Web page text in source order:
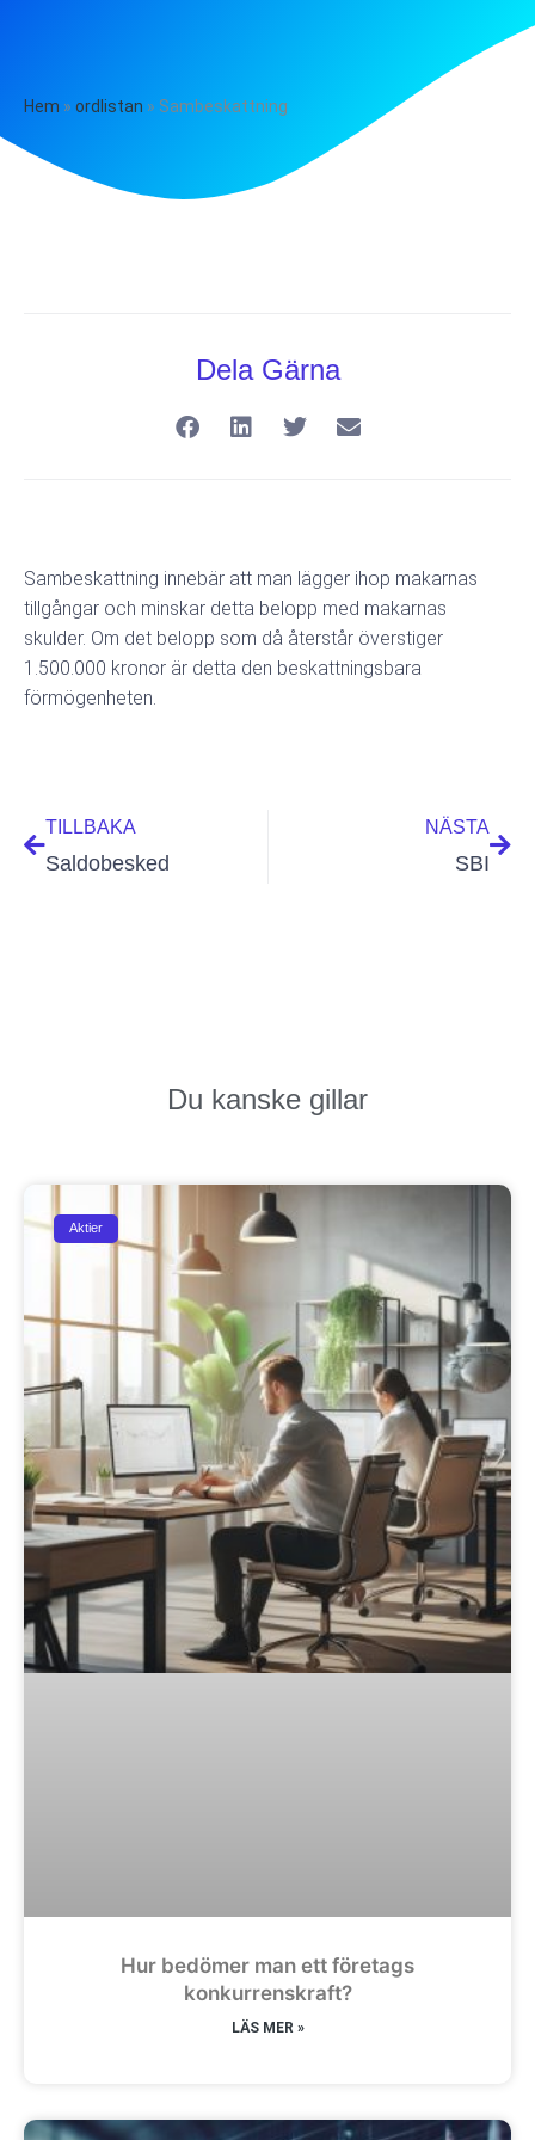
Hem » ordlistan » Sambeskattning
Dela Gärna
Sambeskattning innebär att man lägger ihop makarnas
tillgångar och minskar detta belopp med makarnas
skulder. Om det belopp som då återstår överstiger
1.500.000 kronor är detta den beskattningsbara
förmögenheten.
TILLBAKA
Saldobesked
NÄSTA
SBI
Du kanske gillar
Aktier
Hur bedömer man ett företags
konkurrenskraft?
LÄS MER »